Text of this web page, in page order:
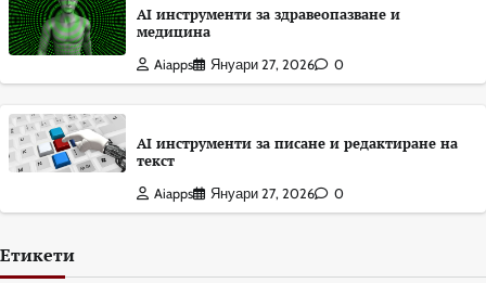
AI инструменти за здравеопазване и
медицина
Aiapps Януари 27, 2026 0
AI инструменти за писане и редактиране на
текст
Aiapps Януари 27, 2026 0
Етикети